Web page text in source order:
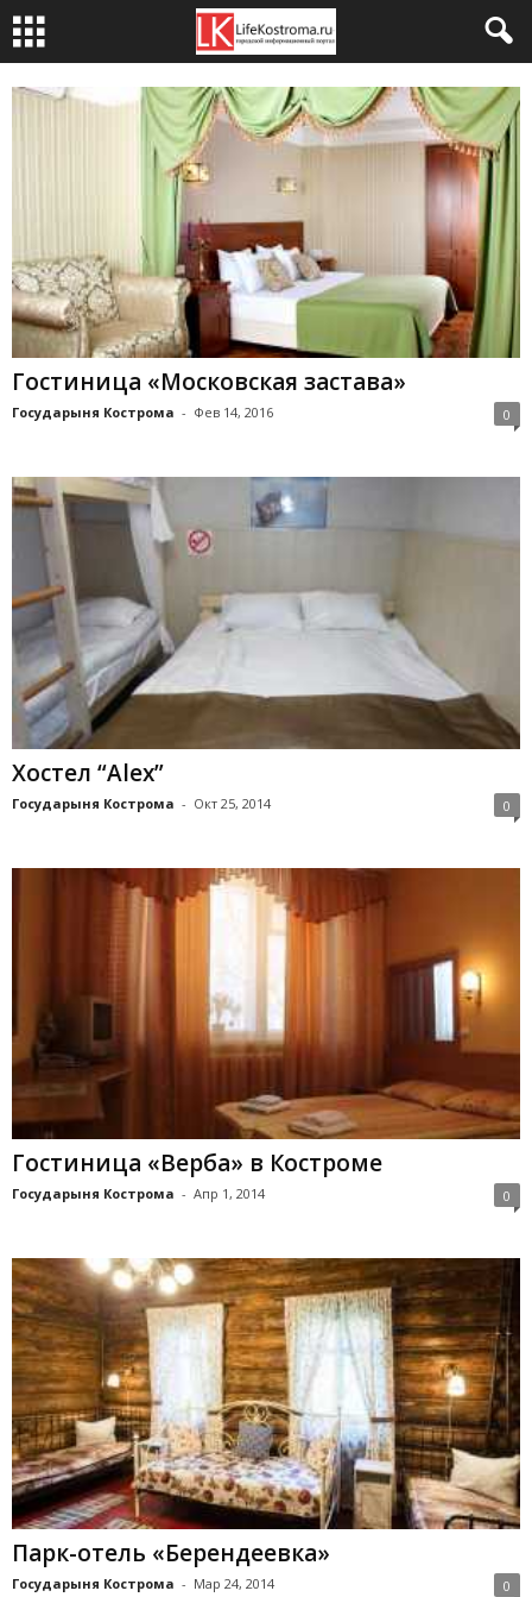
Гостиница «Московская застава»
Государыня Кострома - Фев 14, 2016 0
Хостел “Alex”
Государыня Кострома - Окт 25, 2014 0
Гостиница «Верба» в Костроме
Государыня Кострома - Апр 1, 2014 0
Парк-отель «Берендеевка»
Государыня Кострома - Мар 24, 2014 0